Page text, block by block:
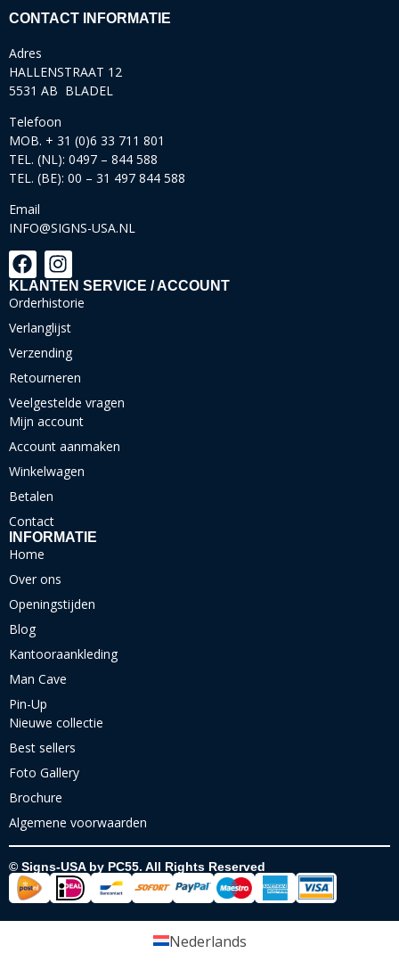
CONTACT INFORMATIE
Adres
HALLENSTRAAT 12
5531 AB BLADEL
Telefoon
MOB. + 31 (0)6 33 711 801
TEL. (NL): 0497 – 844 588
TEL. (BE): 00 – 31 497 844 588
Email
INFO@SIGNS-USA.NL
KLANTEN SERVICE / ACCOUNT
Orderhistorie
Verlanglijst
Verzending
Retourneren
Veelgestelde vragen
Mijn account
Account aanmaken
Winkelwagen
Betalen
Contact
INFORMATIE
Home
Over ons
Openingstijden
Blog
Kantooraankleding
Man Cave
Pin-Up
Nieuwe collectie
Best sellers
Foto Gallery
Brochure
Algemene voorwaarden
© Signs-USA by PC55. All Rights Reserved
Nederlands